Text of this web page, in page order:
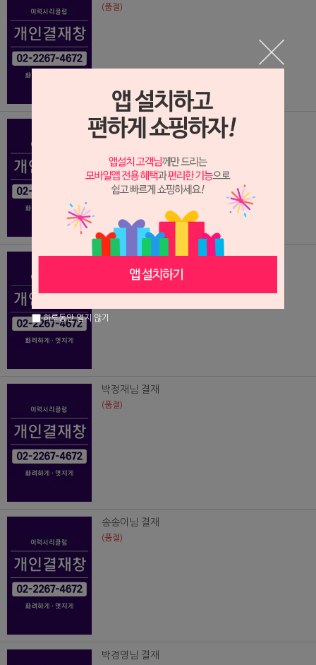
(품절)
이상범님 결재
(품절)
임현빈님결재
박정재님 결재
(품절)
송송이님 결재
(품절)
박경영님 결재
하루동안 열지 않기